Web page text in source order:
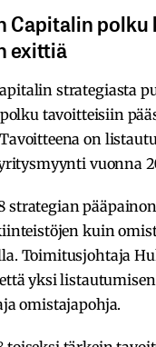
Capitalin polku
exittiä
strategiasta
tavoitteisiin
on
vuonna
strategian
kuin
Toimitusjohtaja
yksi
omistajapohja.